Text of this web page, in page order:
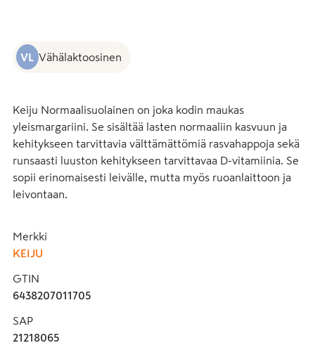
VL Vähälaktoosinen
Keiju Normaalisuolainen on joka kodin maukas
yleismargariini. Se sisältää lasten normaaliin kasvuun ja
kehitykseen tarvittavia välttämättömiä rasvahappoja sekä
runsaasti luuston kehitykseen tarvittavaa D-vitamiinia. Se
sopii erinomaisesti leivälle, mutta myös ruoanlaittoon ja
leivontaan.
Merkki
KEIJU
GTIN
6438207011705
SAP
21218065